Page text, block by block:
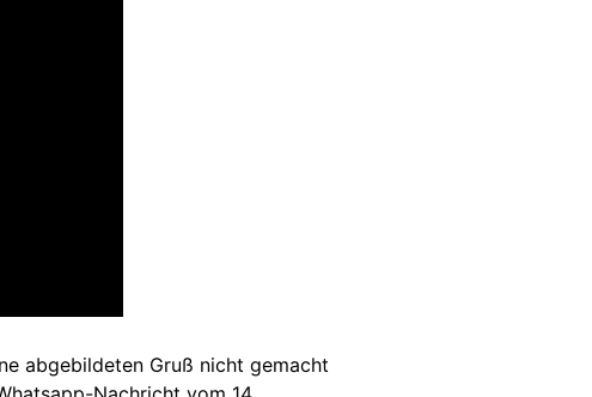
abgebildeten Gruß nicht gemacht